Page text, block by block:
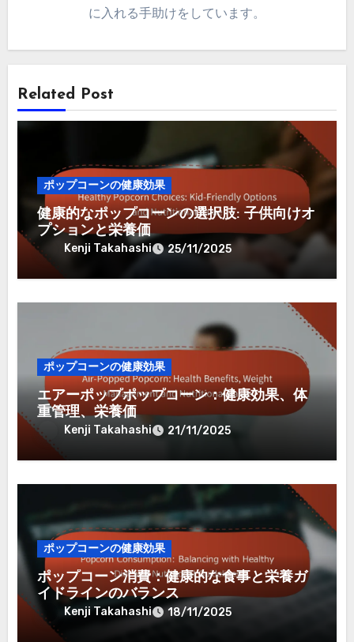
に入れる手助けをしています。
Related Post
ポップコーンの健康効果
健康的なポップコーンの選択肢: 子供向けオ
プションと栄養価
Kenji Takahashi 25/11/2025
ポップコーンの健康効果
エアーポップポップコーン：健康効果、体
重管理、栄養価
Kenji Takahashi 21/11/2025
ポップコーンの健康効果
ポップコーン消費：健康的な食事と栄養ガ
イドラインのバランス
Kenji Takahashi 18/11/2025